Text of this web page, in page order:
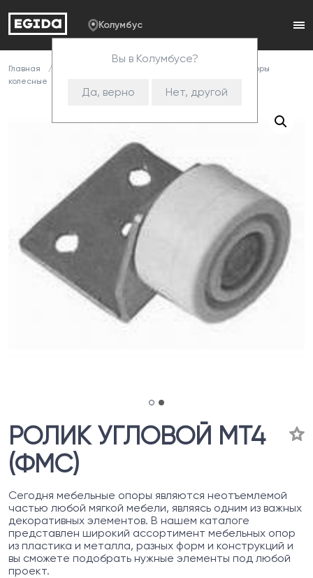
Колумбус
Вы в Колумбусе?
Да, верно Нет, другой
Главная
Опоры
колесные
РОЛИК УГЛОВОЙ МТ4
(ФМС)
Сегодня мебельные опоры являются неотъемлемой
частью любой мягкой мебели, являясь одним из важных
декоративных элементов. В нашем каталоге
представлен широкий ассортимент мебельных опор
из пластика и металла, разных форм и конструкций и
вы сможете подобрать нужные элементы под любой
проект.